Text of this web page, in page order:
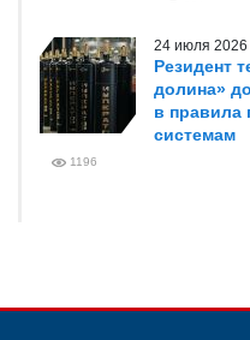
24 июля 2026
Резидент
долина»
в правила
системам
1196